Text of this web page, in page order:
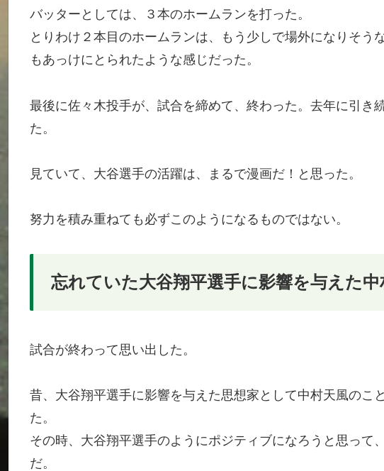
バッターとしては、３本のホームランを打った。
とりわけ２本目のホームランは、もう少しで場外になりそう
もあっけにとられたような感じだった。
最後に佐々木投手が、試合を締めて、終わった。去年に引き
た。
見ていて、大谷選手の活躍は、まるで漫画だ！と思った。
努力を積み重ねても必ずこのようになるものではない。
忘れていた大谷翔平選手に影響を与えた
試合が終わって思い出した。
昔、大谷翔平選手に影響を与えた思想家として中村天風のこ
た。
その時、大谷翔平選手のようにポジティブになろうと思って
だ。